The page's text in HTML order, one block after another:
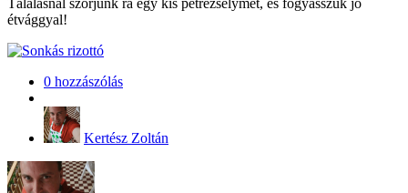
Tálalásnál szórjunk rá egy kis petrezselymet, és fogyasszuk jó
étvággyal!
0 hozzászólás
Kertész Zoltán